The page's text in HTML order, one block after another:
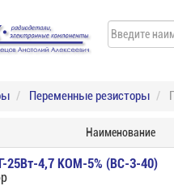
Переменные резисторы
Наименование
25Вт-4,7 КОМ-5% (ВС-3-40)